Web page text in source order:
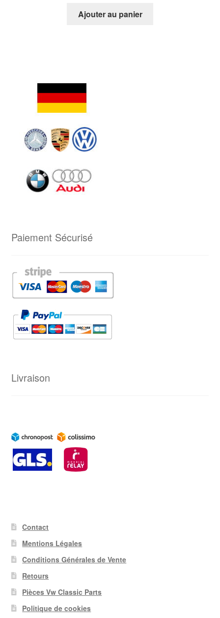
Ajouter au panier
Paiement Sécurisé
Livraison
Contact
Mentions Légales
Conditions Générales de Vente
Retours
Pièces Vw Classic Parts
Politique de cookies